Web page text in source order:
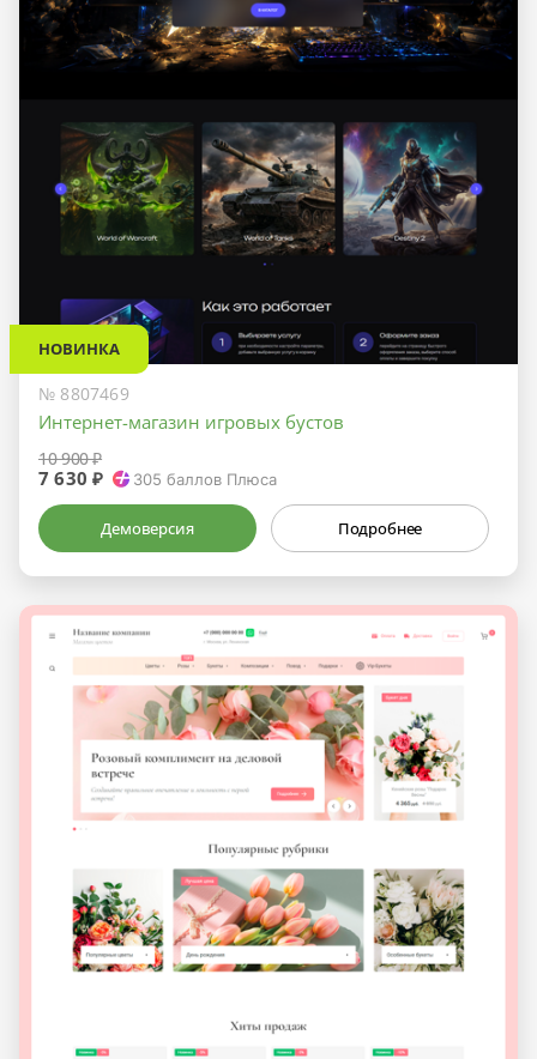
НОВИНКА
№ 8807469
Интернет-магазин игровых бустов
10 900 ₽
7 630 ₽ 305 баллов Плюса
Демоверсия Подробнее